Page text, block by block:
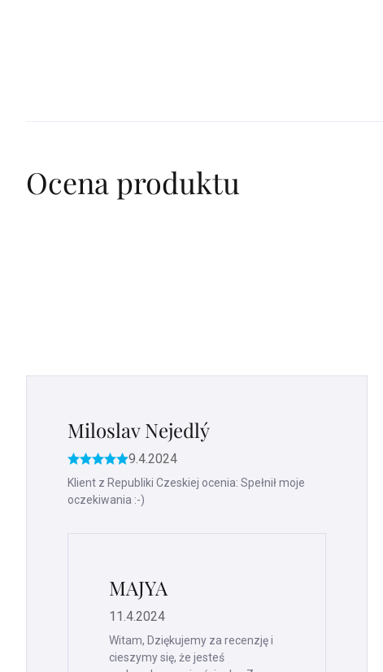
Ocena produktu
Lista
Miloslav Nejedlý
Ocena
produktu
to
9.4.2024
Klient z Republiki Czeskiej ocenia: Spełnił moje
oczekiwania :-)
MAJYA
11.4.2024
Witam, Dziękujemy za recenzję i
cieszymy się, że jesteś